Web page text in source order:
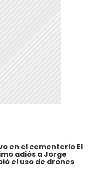
en el cementerio El
adiós a Jorge
el uso de drones